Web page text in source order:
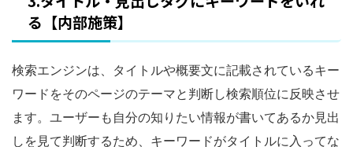
る【内部施策】
検索エンジンは、タイトルや概要文に記載されているキー
ワードをそのページのテーマと判断し検索順位に反映させ
ます。ユーザーも自分の知りたい情報が書いてあるか見出
しを見て判断するため、キーワードがタイトルに入ってな